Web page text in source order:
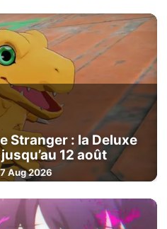
Stranger : la Deluxe
12 août
Aug 2026